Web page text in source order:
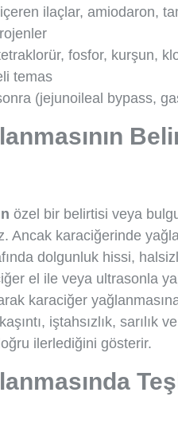
ilaçlar, amiodaron,
fosfor, kurşun,
temas
(jejunoileal bypass,
özel bir belirtisi veya
Ancak karaciğerinde
dolgunluk hissi,
el ile veya ultrasonla
karaciğer
iştahsızlık, sarılık
ilerlediğini gösterir.